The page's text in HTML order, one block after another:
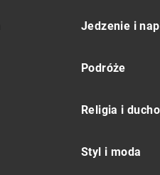
Jedzenie i
Podróże
Religia i
Styl i moda